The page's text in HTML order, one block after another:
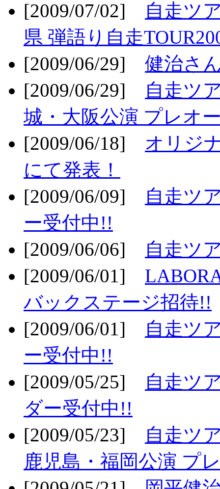
[2009/07/02]
自走ツ
県 弾語り自走
[2009/06/29] 健治さ
[2009/06/29]
自走ツ
城・大阪公演 プレオ
[2009/06/18] オリジ
にて発表！
[2009/06/09]
自走ツ
ー受付中!!
[2009/06/06]
自走ツ
[2009/06/01]
バックステージ招待!!
[2009/06/01]
自走ツ
ー受付中!!
[2009/05/25]
自走ツ
ダー受付中!!
[2009/05/23]
自走ツ
鹿児島・福岡公演 プ